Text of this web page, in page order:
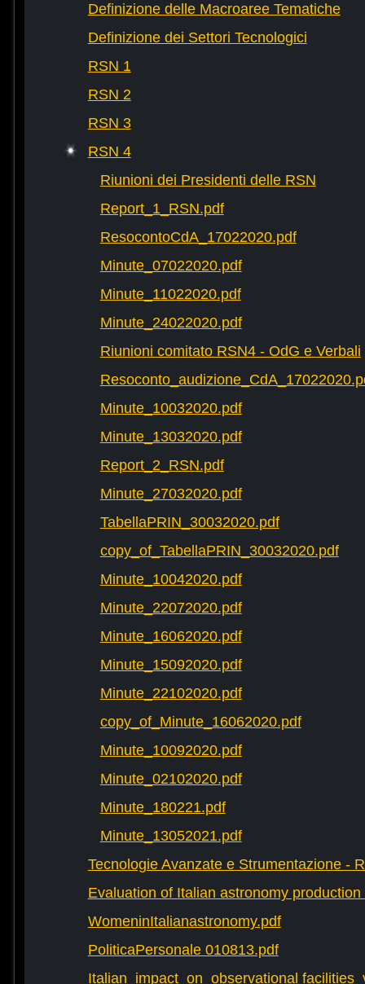
Definizione delle Macroaree Tematiche
Definizione dei Settori Tecnologici
RSN 1
RSN 2
RSN 3
RSN 4
Riunioni dei Presidenti delle RSN
Report_1_RSN.pdf
ResocontoCdA_17022020.pdf
Minute_07022020.pdf
Minute_11022020.pdf
Minute_24022020.pdf
Riunioni comitato RSN4 - OdG e Verbali
Minute_10032020.pdf
Minute_13032020.pdf
Report_2_RSN.pdf
Minute_27032020.pdf
TabellaPRIN_30032020.pdf
copy_of_TabellaPRIN_30032020.pdf
Minute_10042020.pdf
Minute_22072020.pdf
Minute_16062020.pdf
Minute_15092020.pdf
Minute_22102020.pdf
copy_of_Minute_16062020.pdf
Minute_10092020.pdf
Minute_02102020.pdf
Minute_180221.pdf
Minute_13052021.pdf
Tecnologie Avanzate e Strumentazione -
Evaluation of Italian astronomy production
WomeninItalianastronomy.pdf
PoliticaPersonale 010813.pdf
Italian_impact_on_observational